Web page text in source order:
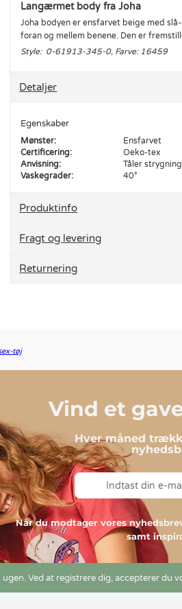
Langærmet body fra Joha
Joha bodyen er ensfarvet beige med
foran og mellem benene. Den er
Style: 0-61913-345-0, Farve: 16459
Detaljer
Egenskaber
Mønster:
Ensfarvet
Certificering:
Oeko-tex
Anvisning:
Tåler strygning
Vaskegrader:
40°
Produktinfo
Fragt og levering
Returnering
tøj
Vind et
Hver måned
Når du modtager vores
samt
Ved at registrere dig, accepterer du